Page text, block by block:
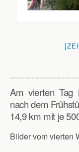
Am vierten Tag
nach dem
14,9 km mit je
Bilder vom vierten